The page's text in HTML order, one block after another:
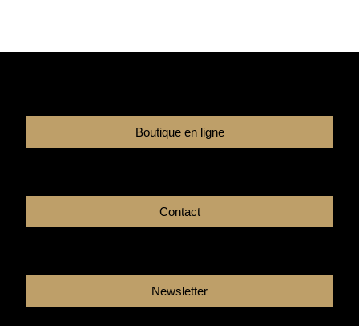
Boutique en ligne
Contact
Newsletter